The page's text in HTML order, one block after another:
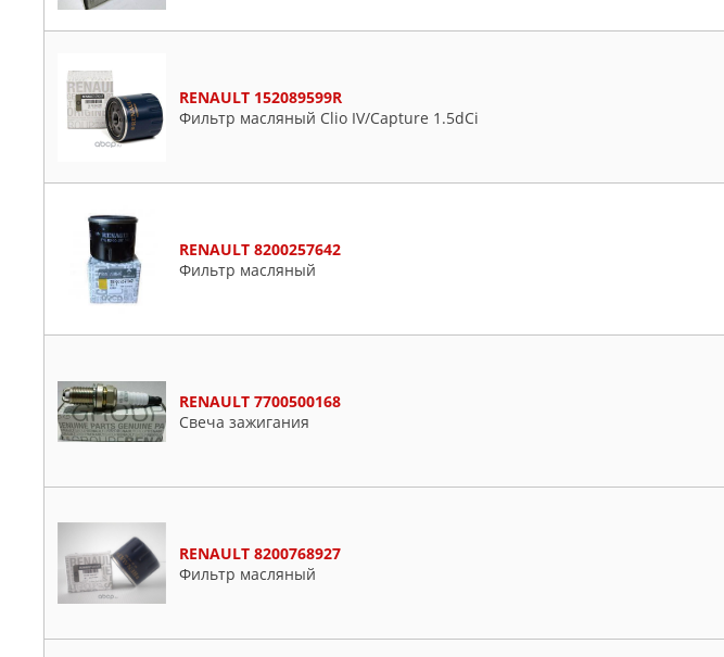
RENAULT 152089599R
Фильтр масляный Clio IV/Capture 1.5dCi
RENAULT 8200257642
Фильтр масляный
RENAULT 7700500168
Свеча зажигания
RENAULT 8200768927
Фильтр масляный